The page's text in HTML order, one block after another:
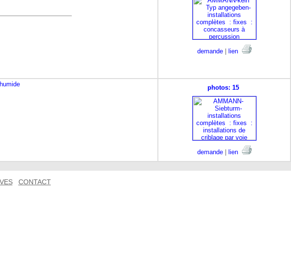
demande| lien
photos: 15
demande|
lien
CONTACT